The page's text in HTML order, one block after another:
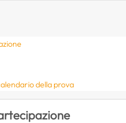
della prova